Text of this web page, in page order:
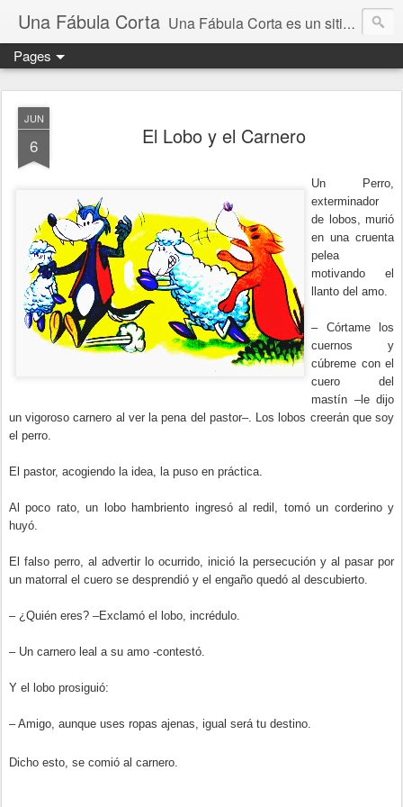
Una Fábula Corta Una Fábula Corta es un sitio donde se publican fábulas de Esopo, Martincho, Samaniego y de Iriarte, todas ellas tienen su propia moraleja
Pages
JUN
6 El Lobo y el Carnero
Un Perro,
exterminador
de lobos, murió
en una cruenta
pelea
motivando el
llanto del amo.
– Córtame los
cuernos y
cúbreme con el
cuero del
mastín –le dijo
un vigoroso carnero al ver la pena del pastor–. Los lobos creerán que soy
el perro.
El pastor, acogiendo la idea, la puso en práctica.
Al poco rato, un lobo hambriento ingresó al redil, tomó un corderino y
huyó.
El falso perro, al advertir lo ocurrido, inició la persecución y al pasar por
un matorral el cuero se desprendió y el engaño quedó al descubierto.
– ¿Quién eres? –Exclamó el lobo, incrédulo.
– Un carnero leal a su amo -contestó.
Y el lobo prosiguió:
– Amigo, aunque uses ropas ajenas, igual será tu destino.
Dicho esto, se comió al carnero.